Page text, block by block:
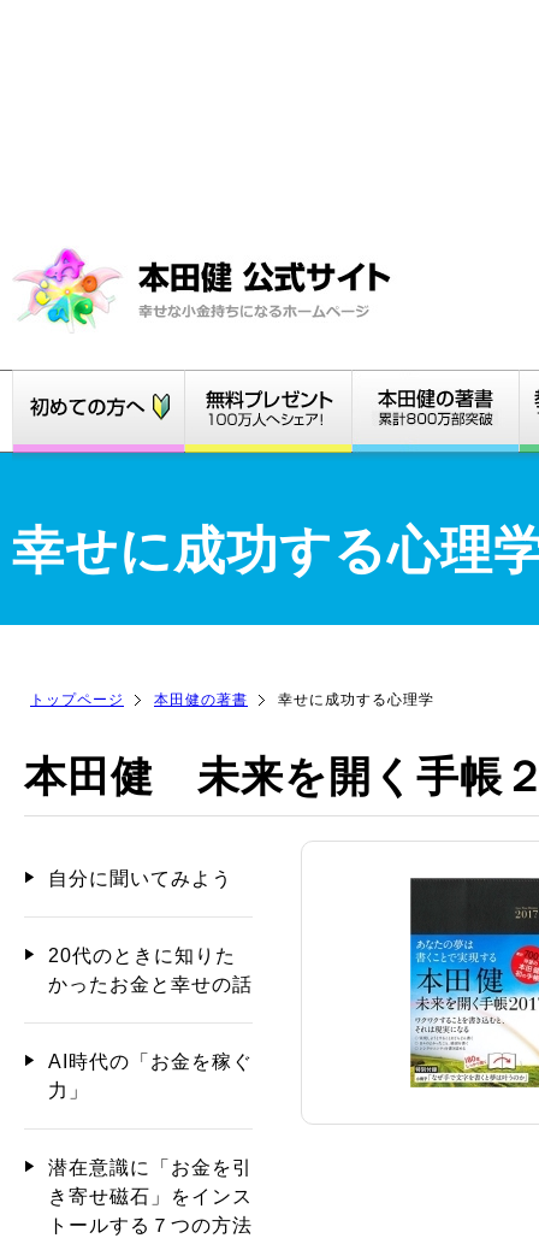
幸せに成功する心理
トップページ 本田健の著書 幸せに成功する心理学
本田健 未来を開く手帳
自分に聞いてみよう
20代のときに知りた
かったお金と幸せの話
AI時代の「お金を稼ぐ
力」
潜在意識に「お金を引
き寄せ磁石」をインス
トールする７つの方法